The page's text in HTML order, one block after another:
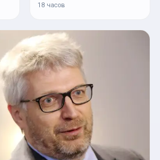
18 часов